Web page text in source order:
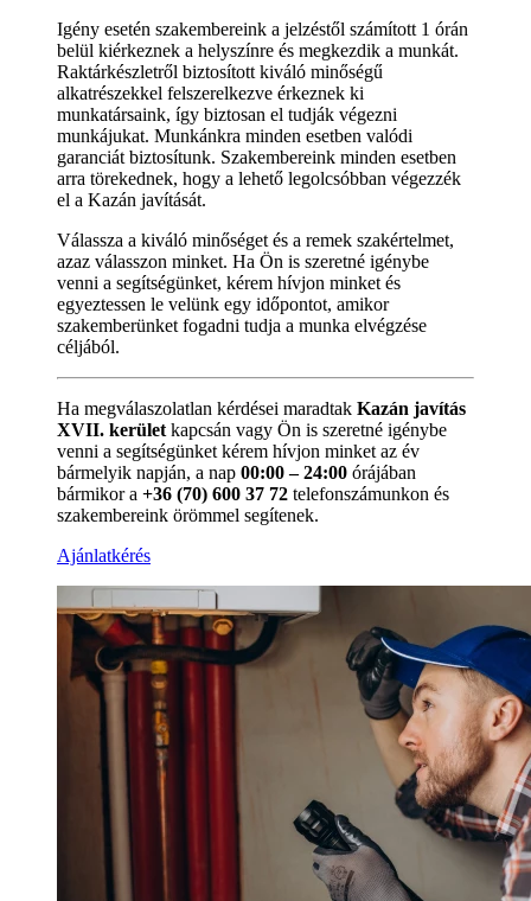
Igény esetén szakembereink a jelzéstől számított 1 órán
belül kiérkeznek a helyszínre és megkezdik a munkát.
Raktárkészletről biztosított kiváló minőségű
alkatrészekkel felszerelkezve érkeznek ki
munkatársaink, így biztosan el tudják végezni
munkájukat. Munkánkra minden esetben valódi
garanciát biztosítunk. Szakembereink minden esetben
arra törekednek, hogy a lehető legolcsóbban végezzék
el a Kazán javítását.
Válassza a kiváló minőséget és a remek szakértelmet,
azaz válasszon minket. Ha Ön is szeretné igénybe
venni a segítségünket, kérem hívjon minket és
egyeztessen le velünk egy időpontot, amikor
szakemberünket fogadni tudja a munka elvégzése
céljából.
Ha megválaszolatlan kérdései maradtak Kazán javítás
XVII. kerület kapcsán vagy Ön is szeretné igénybe
venni a segítségünket kérem hívjon minket az év
bármelyik napján, a nap 00:00 – 24:00 órájában
bármikor a +36 (70) 600 37 72 telefonszámunkon és
szakembereink örömmel segítenek.
Ajánlatkérés